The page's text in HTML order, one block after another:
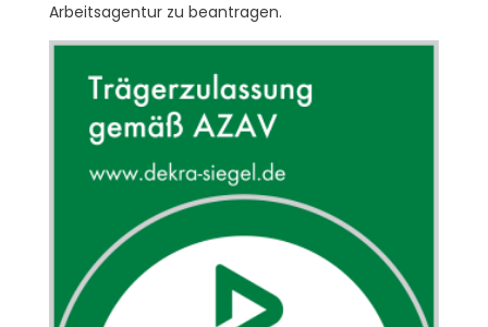
Arbeitsagentur zu beantragen.